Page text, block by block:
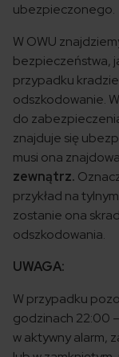
ubezpieczonego.
W OWU
bezpieczeństwa,
przypadku
odszkodowanie.
do
znajduje się
musi ona
zewnątrz.
przykład na
zostanie ona
odszkodowania.
UWAGA:
W przypadku
godzinach 22:00
w aktywny alarm,